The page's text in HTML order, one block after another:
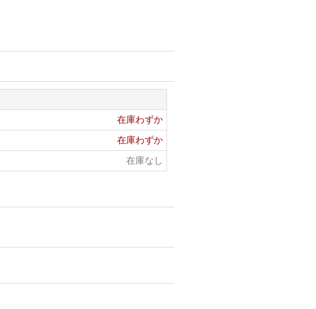
在庫わずか
在庫わずか
在庫なし